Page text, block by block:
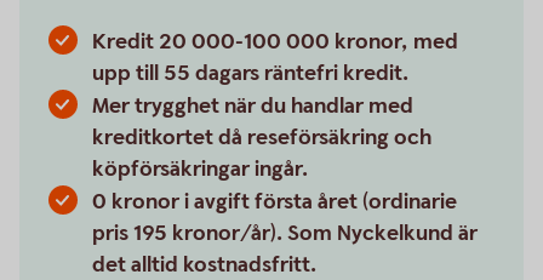
Kredit 20 000-100 000 kronor, med
upp till 55 dagars räntefri kredit.
Mer trygghet när du handlar med
kreditkortet då reseförsäkring och
köpförsäkringar ingår.
0 kronor i avgift första året (ordinarie
pris 195 kronor/år). Som Nyckelkund är
det alltid kostnadsfritt.